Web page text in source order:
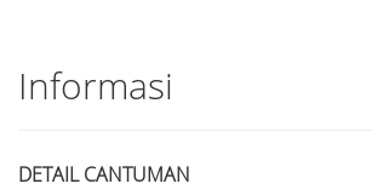
Informasi
DETAIL CANTUMAN